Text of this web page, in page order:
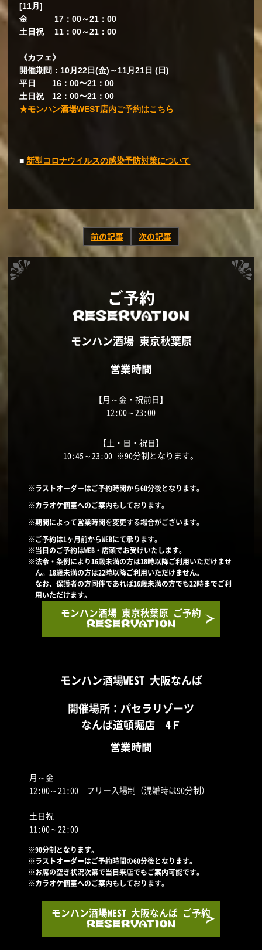
[11月]
金 17：00～21：00
土日祝 11：00～21：00
《カフェ》
開催期間：10月22日(金)～11月21日 (日)
平日 16：00〜21：00
土日祝 12：00〜21：00
★モンハン酒場WEST店内ご予約はこちら
■ 新型コロナウイルスの感染予防対策について
前の記事 次の記事
ご予約
モンハン酒場 東京秋葉原
営業時間
【月～金・祝前日】
12:00～23:00
【土・日・祝日】
10:45～23:00 ※90分制となります。
※ラストオーダーはご予約時間から60分後となります。
※カラオケ個室へのご案内もしております。
※期間によって営業時間を変更する場合がございます。
※ご予約は1ヶ月前からWEBにて承ります。
※当日のご予約はWEB・店頭でお受けいたします。
※法令・条例により16歳未満の方は18時以降ご利用いただけませ
ん。18歳未満の方は22時以降ご利用いただけません。
なお、保護者の方同伴であれば16歳未満の方でも22時までご利
用いただけます。
モンハン酒場 東京秋葉原 ご予約
モンハン酒場WEST 大阪なんば
開催場所：パセラリゾーツ
なんば道頓堀店 4Ｆ
営業時間
月～金
12:00～21:00 フリー入場制（混雑時は90分制）
土日祝
11:00～22:00
※90分制となります。
※ラストオーダーはご予約時間の60分後となります。
※お席の空き状況次第で当日来店でもご案内可能です。
※カラオケ個室へのご案内もしております。
モンハン酒場WEST 大阪なんば ご予約